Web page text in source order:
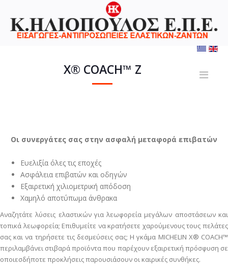
X® COACH™ Z
Οι συνεργάτες σας στην ασφαλή μεταφορά επιβατών
Ευελιξία όλες τις εποχές
Ασφάλεια επιβατών και οδηγών
Εξαιρετική χιλιομετρική απόδοση
Χαμηλό αποτύπωμα άνθρακα
Αναζητάτε λύσεις ελαστικών για λεωφορεία μεγάλων αποστάσεων και
τοπικά λεωφορεία; Επιθυμείτε να κρατήσετε χαρούμενους τους πελάτες
σας και να τηρήσετε τις δεσμεύσεις σας; Η γκάμα MICHELIN X® COACH™
περιλαμβάνει στιβαρά προϊόντα που παρέχουν εξαιρετική πρόσφυση σε
οποιεσδήποτε προκλήσεις παρουσιάσουν οι καιρικές συνθήκες.